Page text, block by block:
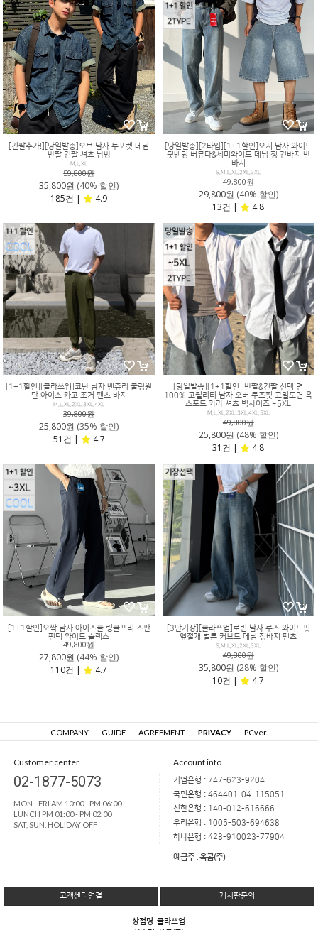
[긴팔추가!][당일발송]오브 남자 투포켓 데님
반팔 긴팔 셔츠 남방
M,L,XL
59,800원
35,800원 (40% 할인)
185건 |
4.9
[당일발송][2타입][1+1할인]오지 남자 와이드
뒷밴딩 버뮤다&세미와이드 데님 청 긴바지 반
바지
S,M,L,XL,2XL,3XL
49,800원
29,800원 (40% 할인)
13건 |
4.8
[1+1할인][클라쓰업]코난 남자 벤츄리 쿨링원
단 아이스 카고 조거 팬츠 바지
M,L,XL,2XL,3XL,4XL
39,800원
25,800원 (35% 할인)
51건 |
4.7
[당일발송][1+1할인] 반팔&긴팔 선택 면
100% 고퀄리티 남자 오버 루즈핏 고밀도면 옥
스포드 카라 셔츠 빅사이즈 ~5XL
M,L,XL,2XL,3XL,4XL,5XL
49,800원
25,800원 (48% 할인)
31건 |
4.8
[1+1할인]오싹 남자 아이스쿨 링클프리 스판
핀턱 와이드 슬랙스
49,800원
27,800원 (44% 할인)
110건 |
4.7
[3단기장][클라쓰업]로빈 남자 루즈 와이드핏
옆절개 벌룬 커브드 데님 청바지 팬츠
S,M,L,XL,2XL,3XL
49,800원
35,800원 (28% 할인)
10건 |
4.7
COMPANY GUIDE AGREEMENT PRIVACY PCver.
Customer center
02-1877-5073
MON - FRI AM 10:00 - PM 06:00
LUNCH PM 01:00 - PM 02:00
SAT, SUN, HOLIDAY OFF
Account info
기업은행 : 747-623-9204
국민은행 : 464401-04-115051
신한은행 : 140-012-616666
우리은행 : 1005-503-694638
하나은행 : 428-910023-77904
예금주 : 옥콤(주)
고객센터연결 게시판문의
상점명 클라쓰업